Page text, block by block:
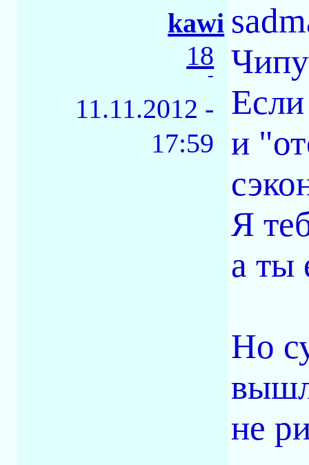
kawi
18
-
11.11.2012 -
17:59 и
Я
а ты
Но
не